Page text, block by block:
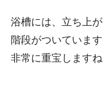
浴槽には、立ち上
階段がついていま
非常に重宝しますね